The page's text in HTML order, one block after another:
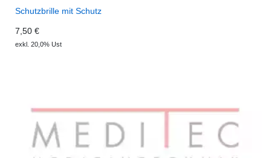
Schutzbrille mit Schutz
7,50 €
exkl. 20,0% Ust